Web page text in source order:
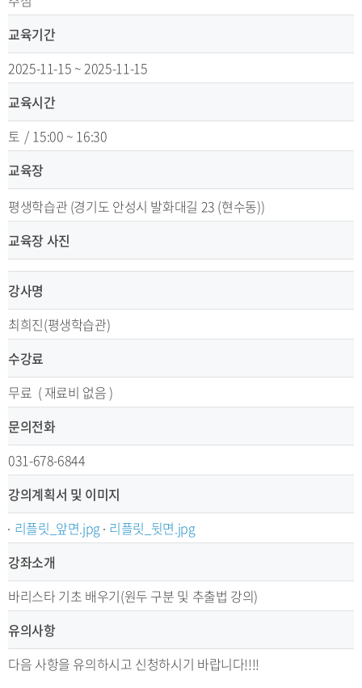
교육기간
2025-11-15 ~ 2025-11-15
교육시간
토 / 15:00 ~ 16:30
교육장
평생학습관 (경기도 안성시 발화대길 23 (현수동))
교육장 사진
강사명
최희진(평생학습관)
수강료
무료 ( 재료비 없음 )
문의전화
031-678-6844
강의계획서 및 이미지
리플릿_앞면.jpg 리플릿_뒷면.jpg
강좌소개
바리스타 기초 배우기(원두 구분 및 추출법 강의)
유의사항
다음 사항을 유의하시고 신청하시기 바랍니다!!!!